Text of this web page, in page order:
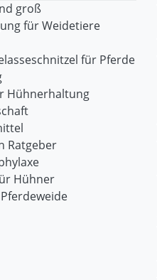
groß
für Weidetiere
für Pferde
Hühnerhaltung
Ratgeber
Hühner